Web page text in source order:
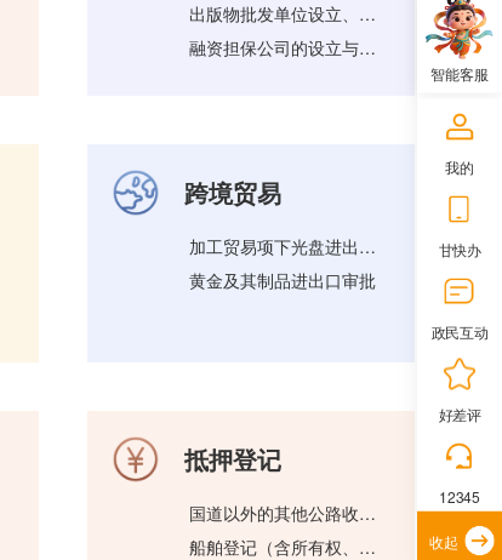
出版物批发单位设立、变更审批
融资担保公司的设立与变更审批
跨境贸易
加工贸易项下光盘进出口审批
黄金及其制品进出口审批
抵押登记
国道以外的其他公路收费权的转让备案
船舶登记（含所有权、变更、抵押权、注销、光船租赁、废钢船）
智能客服
我的
甘快办
政民互动
好差评
12345
收起